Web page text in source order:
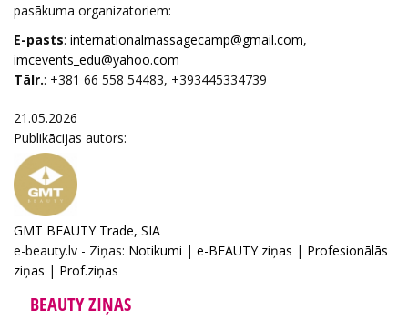
pasākuma organizatoriem:
E-pasts: ,
Tālr.: +381 66 558 54483, +393445334739
21.05.2026
Publikācijas autors:
GMT BEAUTY Trade, SIA
e-beauty.lv - Ziņas: Notikumi | e-BEAUTY ziņas | Profesionālās
ziņas | Prof.ziņas
BEAUTY ZIŅAS